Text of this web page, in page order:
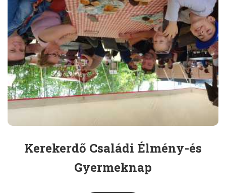
Kerekerdő Családi Élmény-és
Gyermeknap